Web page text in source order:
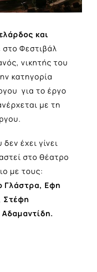
και
Φεστιβάλ
νικητής του
κατηγορία
για το έργο
με τη
έχει γίνει
στο θέατρο
με τους:
Γλάστρα, Εφη
Στέφη